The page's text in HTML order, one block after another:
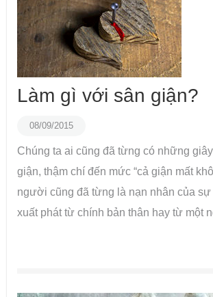
Làm gì với sân giận?
08/09/2015
Chúng ta ai cũng đã từng có những
giận, thậm chí đến mức “cả giận mất
người cũng đã từng là nạn nhân của sự
xuất phát từ chính bản thân hay từ một